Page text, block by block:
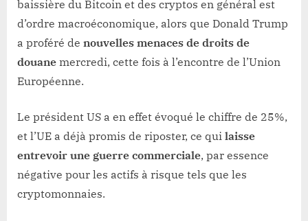
baissière du Bitcoin et des cryptos en général est
d’ordre macroéconomique, alors que Donald Trump
a proféré de nouvelles menaces de droits de
douane mercredi, cette fois à l’encontre de l’Union
Européenne.
Le président US a en effet évoqué le chiffre de 25%,
et l’UE a déjà promis de riposter, ce qui laisse
entrevoir une guerre commerciale, par essence
négative pour les actifs à risque tels que les
cryptomonnaies.